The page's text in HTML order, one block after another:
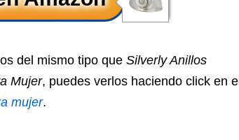
del mismo tipo que Silverly Anillos
Mujer, puedes verlos haciendo click en el
mujer.